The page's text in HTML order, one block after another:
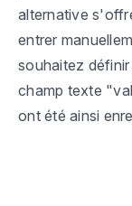
alternative
entrer
souhaitez
champ texte
ont été ainsi